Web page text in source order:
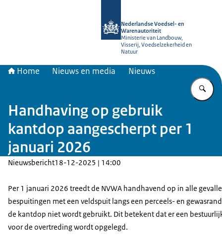
Nederlandse Voedsel- en
Warenautoriteit
Ministerie van Landbouw,
Visserij, Voedselzekerheid en
Natuur
Home Nieuws en media Nieuws
Handhaving op gebruik
kantdop aangescherpt per 1
januari 2026
Nieuwsbericht18-12-2025 | 14:00
Per 1 januari 2026 treedt de NVWA handhavend op in alle
bespuitingen met een veldspuit langs een perceels- en
de kantdop niet wordt gebruikt. Dit betekent dat er een
voor de overtreding wordt opgelegd.